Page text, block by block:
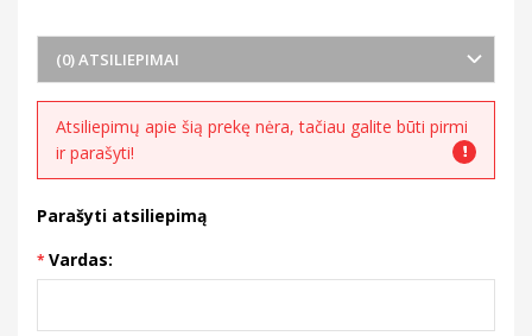
(0) ATSILIEPIMAI
Atsiliepimų apie šią prekę nėra, tačiau galite būti pirmi
ir parašyti!
Parašyti atsiliepimą
Vardas: